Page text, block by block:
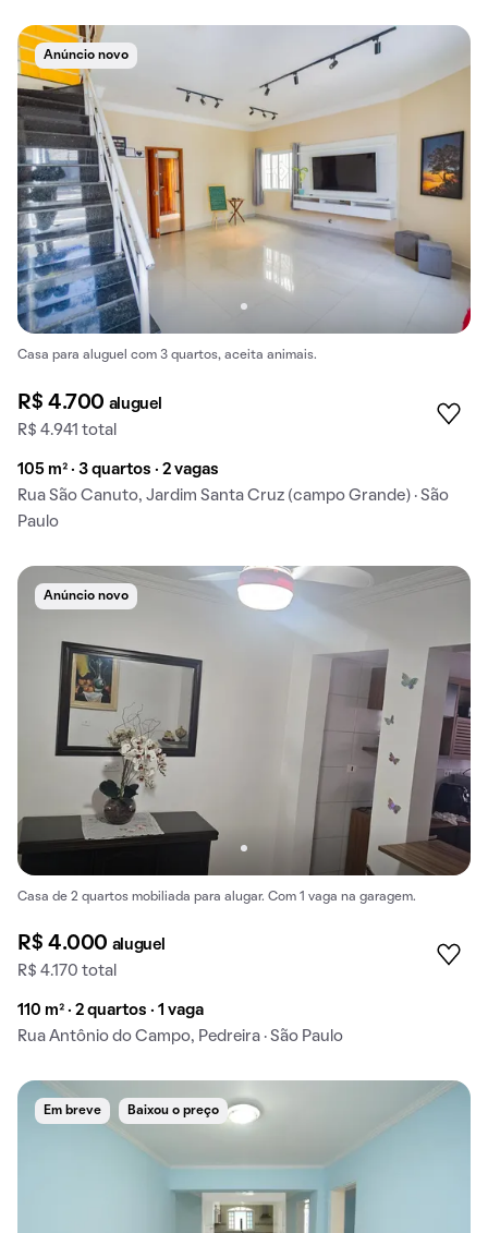
Anúncio novo
Casa para aluguel com 3 quartos, aceita animais.
R$ 4.700 aluguel
R$ 4.941 total
105 m² · 3 quartos · 2 vagas
Rua São Canuto, Jardim Santa Cruz (campo Grande) · São
Paulo
Anúncio novo
Casa de 2 quartos mobiliada para alugar. Com 1 vaga na garagem.
R$ 4.000 aluguel
R$ 4.170 total
110 m² · 2 quartos · 1 vaga
Rua Antônio do Campo, Pedreira · São Paulo
Em breve Baixou o preço